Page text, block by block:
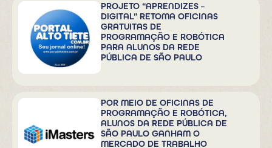
PROJETO “APRENDIZES –
DIGITAL” RETOMA OFICINAS
GRATUITAS DE
PROGRAMAÇÃO E ROBÓTICA
PARA ALUNOS DA REDE
PÚBLICA DE SÃO PAULO
POR MEIO DE OFICINAS DE
PROGRAMAÇÃO E ROBÓTICA,
ALUNOS DA REDE PÚBLICA DE
SÃO PAULO GANHAM O
MERCADO DE TRABALHO